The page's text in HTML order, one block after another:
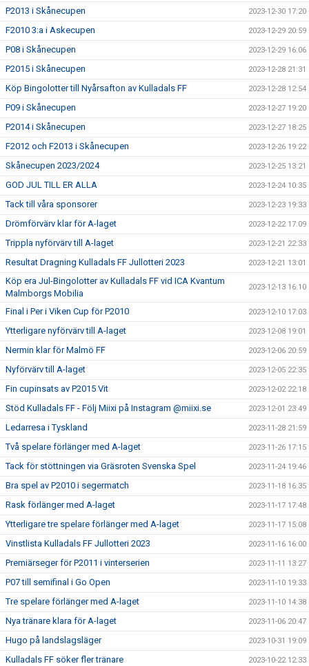
P2013 i Skånecupen 2023-12-30 17:20
F2010 3:a i Askecupen 2023-12-29 20:59
P08 i Skånecupen 2023-12-29 16:06
P2015 i Skånecupen 2023-12-28 21:31
Köp Bingolotter till Nyårsafton av Kulladals FF 2023-12-28 12:54
P09 i Skånecupen 2023-12-27 19:20
P2014 i Skånecupen 2023-12-27 18:25
F2012 och F2013 i Skånecupen 2023-12-26 19:22
Skånecupen 2023/2024 2023-12-25 13:21
GOD JUL TILL ER ALLA 2023-12-24 10:35
Tack till våra sponsorer 2023-12-23 19:33
Drömförvärv klar för A-laget 2023-12-22 17:09
Trippla nyförvärv till A-laget 2023-12-21 22:33
Resultat Dragning Kulladals FF Jullotteri 2023 2023-12-21 13:01
Köp era Jul-Bingolotter av Kulladals FF vid ICA Kvantum
Malmborgs Mobilia
2023-12-13 16:10
Final i Per i Viken Cup för P2010 2023-12-10 17:03
Ytterligare nyförvärv till A-laget 2023-12-08 19:01
Nermin klar för Malmö FF 2023-12-06 20:59
Nyförvärv till A-laget 2023-12-05 22:35
Fin cupinsats av P2015 Vit 2023-12-02 22:18
Stöd Kulladals FF - Följ Miixi på Instagram @miixi.se 2023-12-01 23:49
Ledarresa i Tyskland 2023-11-28 21:59
Två spelare förlänger med A-laget 2023-11-26 17:15
Tack för stöttningen via Gräsroten Svenska Spel 2023-11-24 19:46
Bra spel av P2010 i segermatch 2023-11-18 16:35
Rask förlänger med A-laget 2023-11-17 17:48
Ytterligare tre spelare förlänger med A-laget 2023-11-17 15:08
Vinstlista Kulladals FF Jullotteri 2023 2023-11-16 16:00
Premiärseger för P2011 i vinterserien 2023-11-11 13:27
P07 till semifinal i Go Open 2023-11-10 19:33
Tre spelare förlänger med A-laget 2023-11-10 14:38
Nya tränare klara för A-laget 2023-11-06 20:47
Hugo på landslagsläger 2023-10-31 19:09
Kulladals FF söker fler tränare 2023-10-22 12:33